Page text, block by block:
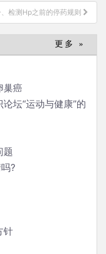
检测Hp之前的停药规则
更多 »
巢癌
坛“运动与健康”的
题
?
针